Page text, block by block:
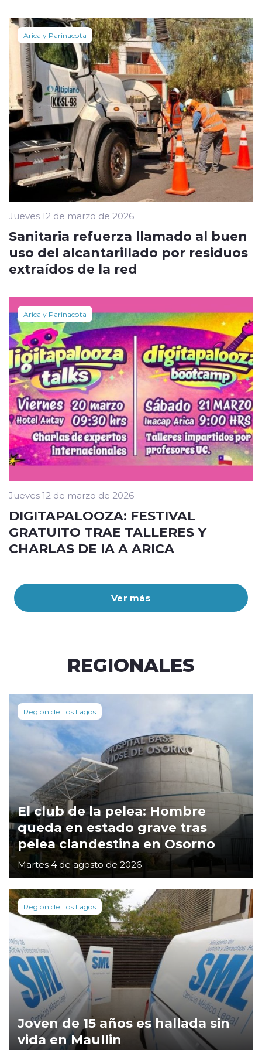
Ver más
Arica y Parinacota
Jueves 12 de marzo de 2026
Sanitaria refuerza llamado al buen
uso del alcantarillado por residuos
extraídos de la red
Arica y Parinacota
Jueves 12 de marzo de 2026
DIGITAPALOOZA: FESTIVAL
GRATUITO TRAE TALLERES Y
CHARLAS DE IA A ARICA
REGIONALES
Región de Los Lagos
El club de la pelea: Hombre
queda en estado grave tras
pelea clandestina en Osorno
Martes 4 de agosto de 2026
Región de Los Lagos
Joven de 15 años es hallada sin
vida en Maullin